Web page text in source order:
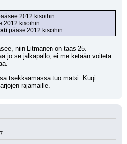
2012 kisoihin.
2012 kisoihin.
pääse 2012 kisoihin.
niin Litmanen on taas 25.
jo se jalkapallo, ei me ketään voiteta.
tsekkaamassa tuo matsi. Kuqi
rajamaille.